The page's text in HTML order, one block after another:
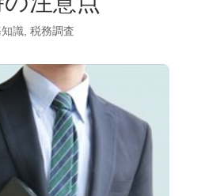
識 税務調査